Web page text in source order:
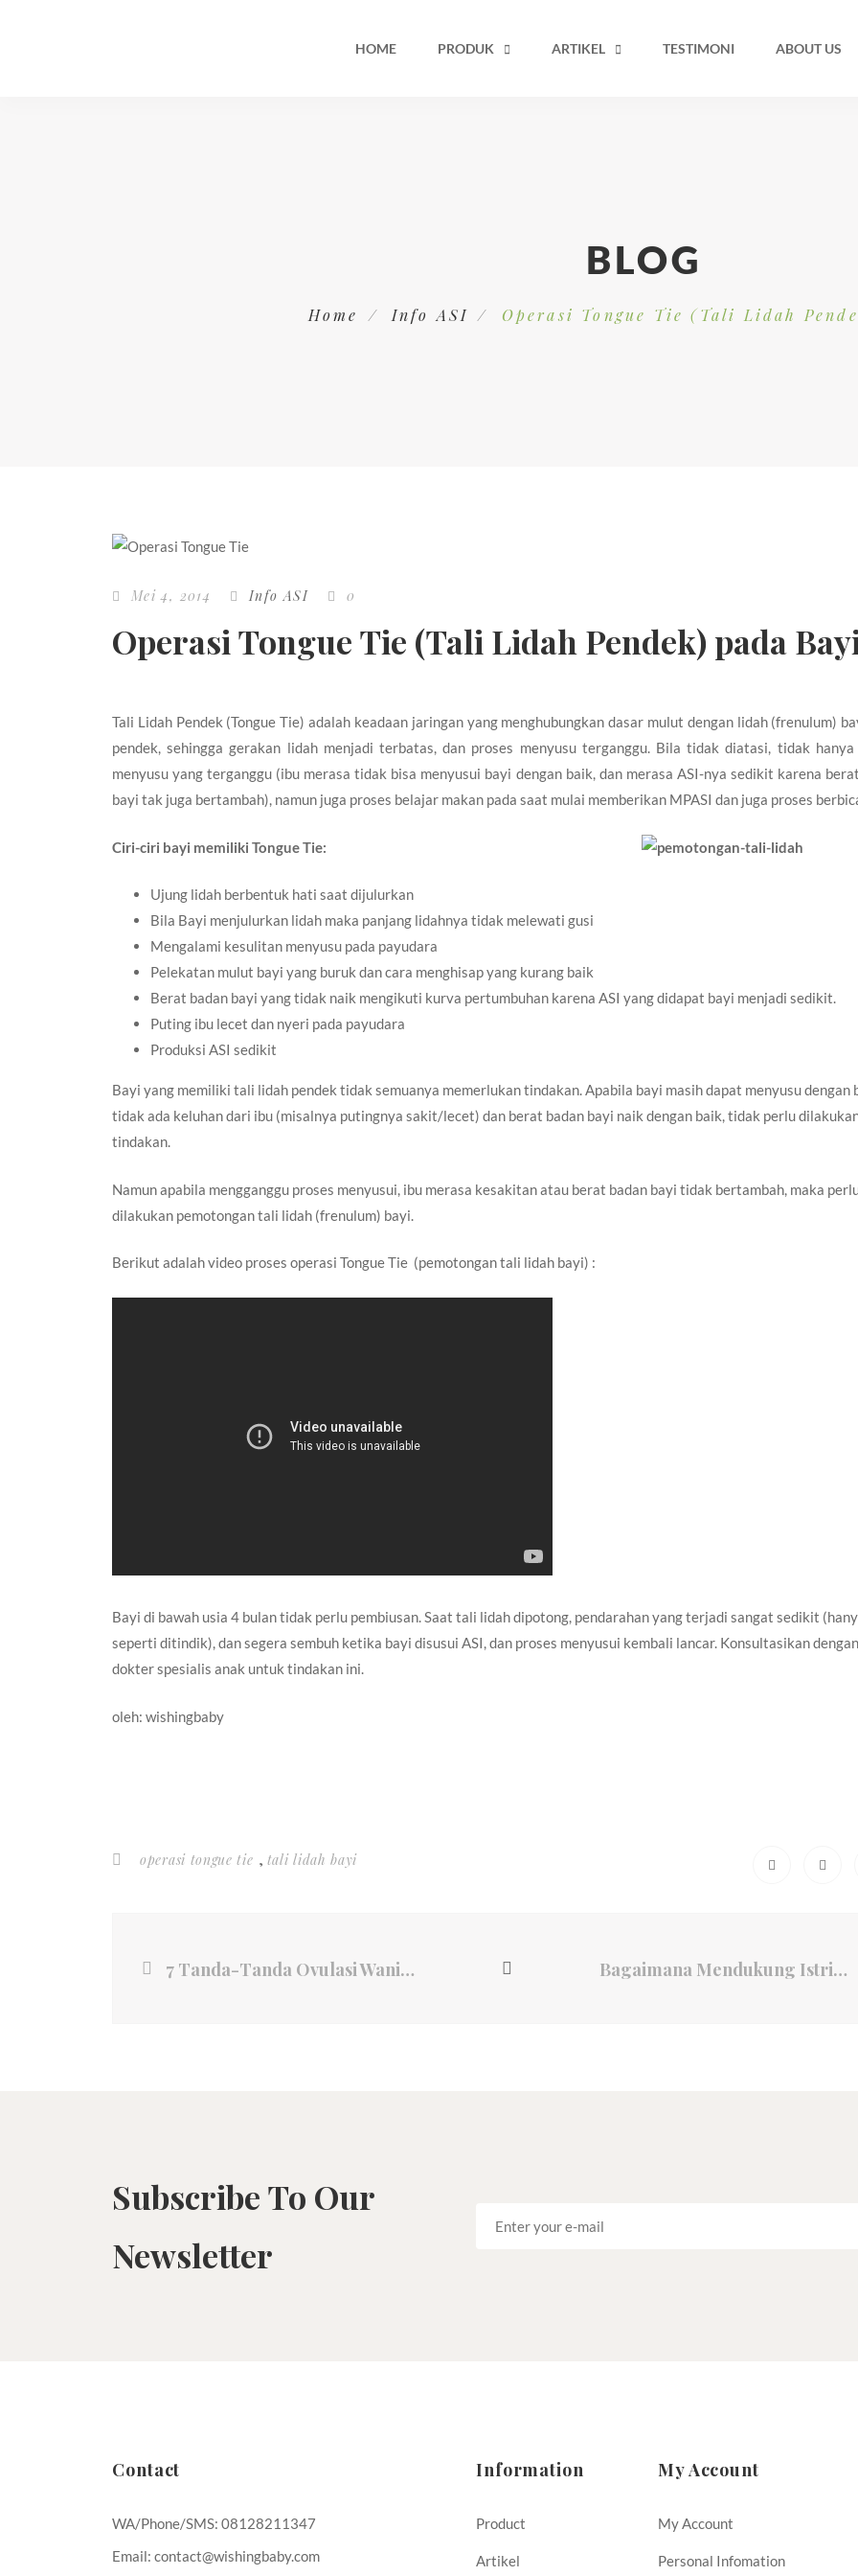
HOME PRODUK ARTIKEL TESTIMONI ABOUT US
BLOG
Home Info ASI Operasi Tongue Tie (Tali Lidah
Mei 4, 2014 Info ASI 0
Operasi Tongue Tie (Tali Lidah Pendek) pada
Tali Lidah Pendek (Tongue Tie) adalah keadaan jaringan yang menghubungkan dasar mulut dengan lidah (frenulum)
pendek, sehingga gerakan lidah menjadi terbatas, dan proses menyusu terganggu. Bila tidak diatasi, tidak hanya
menyusu yang terganggu (ibu merasa tidak bisa menyusui bayi dengan baik, dan merasa ASI-nya sedikit karena
bayi tak juga bertambah), namun juga proses belajar makan pada saat mulai memberikan MPASI dan juga proses
Ciri-ciri bayi memiliki Tongue Tie:
Ujung lidah berbentuk hati saat dijulurkan
Bila Bayi menjulurkan lidah maka panjang lidahnya tidak melewati gusi
Mengalami kesulitan menyusu pada payudara
Pelekatan mulut bayi yang buruk dan cara menghisap yang kurang baik
Berat badan bayi yang tidak naik mengikuti kurva pertumbuhan karena ASI yang didapat bayi menjadi sedikit.
Puting ibu lecet dan nyeri pada payudara
Produksi ASI sedikit
Bayi yang memiliki tali lidah pendek tidak semuanya memerlukan tindakan. Apabila bayi masih dapat menyusu dengan
tidak ada keluhan dari ibu (misalnya putingnya sakit/lecet) dan berat badan bayi naik dengan baik, tidak perlu
tindakan.
Namun apabila mengganggu proses menyusui, ibu merasa kesakitan atau berat badan bayi tidak bertambah, maka
dilakukan pemotongan tali lidah (frenulum) bayi.
Berikut adalah video proses operasi Tongue Tie (pemotongan tali lidah bayi) :
Bayi di bawah usia 4 bulan tidak perlu pembiusan. Saat tali lidah dipotong, pendarahan yang terjadi sangat sedikit
seperti ditindik), dan segera sembuh ketika bayi disusui ASI, dan proses menyusui kembali lancar. Konsultasikan dengan
dokter spesialis anak untuk tindakan ini.
oleh: wishingbaby
operasi tongue tie , tali lidah bayi
7 Tanda-Tanda Ovulasi Wanita Bagaimana Mendukung Istri Agar Cepat Hamil
Subscribe To Our
Newsletter
Contact
WA/Phone/SMS: 08128211347
Email: contact@wishingbaby.com
Information
Product
Artikel
My Account
My Account
Personal Infomation